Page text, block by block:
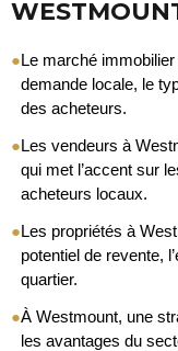
●Le marché
demande locale, le
des acheteurs.
●Les vendeurs à
qui met l’accent sur
acheteurs locaux.
●Les propriétés à
potentiel de revente,
quartier.
●À Westmount, une
les avantages du